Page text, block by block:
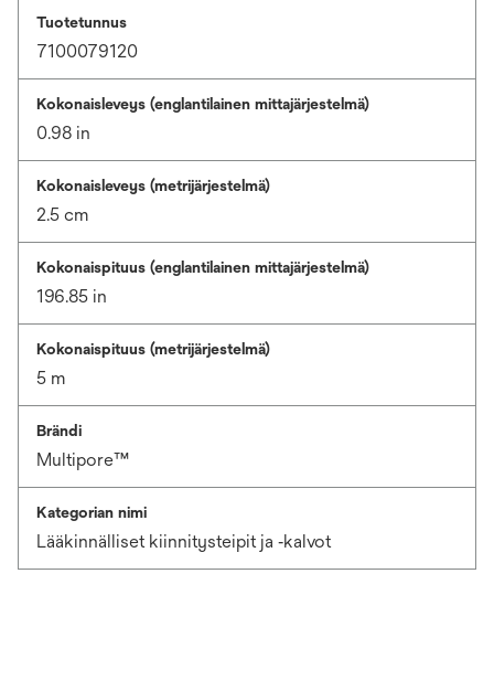
Tuotetunnus
7100079120
Kokonaisleveys (englantilainen mittajärjestelmä)
0.98 in
Kokonaisleveys (metrijärjestelmä)
2.5 cm
Kokonaispituus (englantilainen mittajärjestelmä)
196.85 in
Kokonaispituus (metrijärjestelmä)
5 m
Brändi
Multipore™
Kategorian nimi
Lääkinnälliset kiinnitysteipit ja ‑kalvot